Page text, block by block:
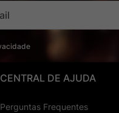
CENTRAL DE AJUDA
Perguntas Frequentes